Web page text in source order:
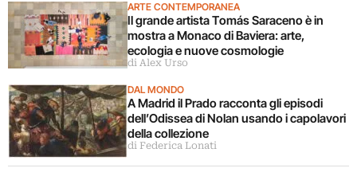
ARTE CONTEMPORANEA
Il grande artista Tomás Saraceno è in
mostra a Monaco di Baviera: arte,
ecologia e nuove cosmologie
di Alex Urso
DAL MONDO
A Madrid il Prado racconta gli episodi
dell’Odissea di Nolan usando i capolavori
della collezione
di Federica Lonati